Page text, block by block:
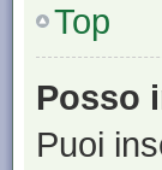
Top
Posso
Puoi